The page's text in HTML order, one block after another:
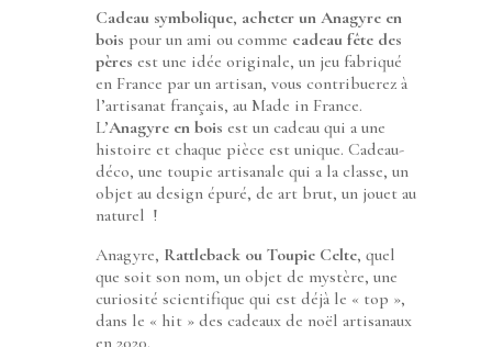
Cadeau symbolique, acheter un Anagyre en
bois pour un ami ou comme cadeau fête des
pères est une idée originale, un jeu fabriqué
en France par un artisan, vous contribuerez à
l’artisanat français, au Made in France.
L’Anagyre en bois est un cadeau qui a une
histoire et chaque pièce est unique. Cadeau-
déco, une toupie artisanale qui a la classe, un
objet au design épuré, de art brut, un jouet au
naturel !
Anagyre, Rattleback ou Toupie Celte, quel
que soit son nom, un objet de mystère, une
curiosité scientifique qui est déjà le « top »,
dans le « hit » des cadeaux de noël artisanaux
en 2020.